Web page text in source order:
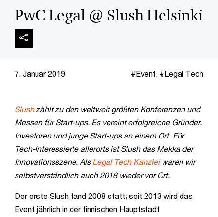
PwC Legal @ Slush Helsinki
7. Januar 2019 Event, Legal Tech
Slushzählt zu den weltweit größten Konferenzen und
Messen für Start-ups. Es vereint erfolgreiche Gründer,
Investoren und junge Start-ups an einem Ort. Für
Tech-Interessierte allerorts ist Slush das Mekka der
Innovationsszene. Als Legal Tech Kanzleiwaren wir
selbstverständlich auch 2018 wieder vor Ort.
Der erste Slush fand 2008 statt; seit 2013 wird das
Event jährlich in der finnischen Hauptstadt